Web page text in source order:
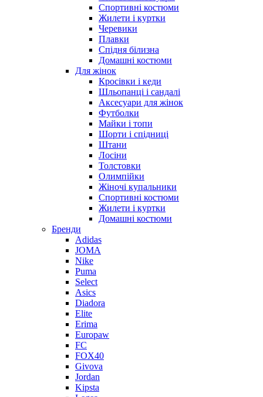
Спортивні костюми
Жилети і куртки
Черевики
Плавки
Спідня білизна
Домашні костюми
Для жінок
Кросівки і кеди
Шльопанці і сандалі
Аксесуари для жінок
Футболки
Майки і топи
Шорти і спідниці
Штани
Лосіни
Толстовки
Олимпійки
Жіночі купальники
Спортивні костюми
Жилети і куртки
Домашні костюми
Бренди
Adidas
JOMA
Nike
Puma
Select
Asics
Diadora
Elite
Erima
Europaw
FC
FOX40
Givova
Jordan
Kipsta